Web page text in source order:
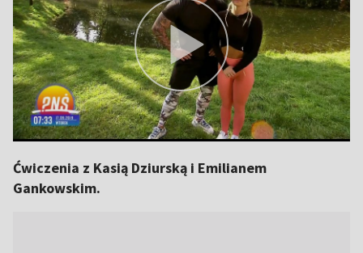
Ćwiczenia z Kasią Dziurską i Emilianem
Gankowskim.